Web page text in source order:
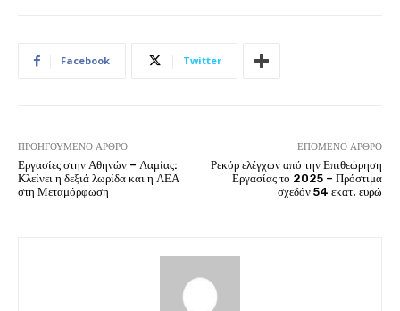
Facebook Twitter
ΠΡΟΗΓΟΎΜΕΝΟ ΆΡΘΡΟ
Εργασίες στην Αθηνών – Λαμίας:
Κλείνει η δεξιά λωρίδα και η ΛΕΑ
στη Μεταμόρφωση
ΕΠΌΜΕΝΟ ΆΡΘΡΟ
Ρεκόρ ελέγχων από την Επιθεώρηση
Εργασίας το 2025 – Πρόστιμα
σχεδόν 54 εκατ. ευρώ